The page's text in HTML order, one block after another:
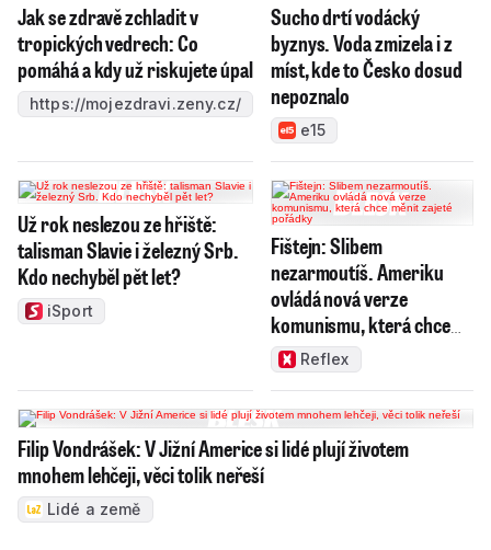
Jak se zdravě zchladit v
tropických vedrech: Co
pomáhá a kdy už riskujete úpal
https://mojezdravi.zeny.cz/
Sucho drtí vodácký
byznys. Voda zmizela i z
míst, kde to Česko dosud
nepoznalo
e15
Už rok neslezou ze hřiště:
talisman Slavie i železný Srb.
Kdo nechyběl pět let?
iSport
Fištejn: Slibem
nezarmoutíš. Ameriku
ovládá nová verze
komunismu, která chce
měnit zajeté pořádky
Reflex
Filip Vondrášek: V Jižní Americe si lidé plují životem
mnohem lehčeji, věci tolik neřeší
Lidé a země